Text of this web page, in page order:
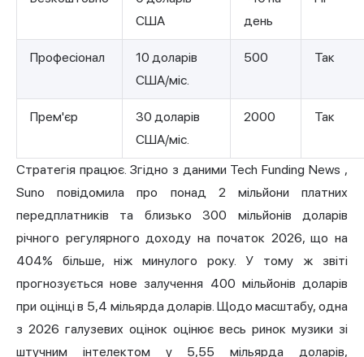
США
день
Професіонал
10 доларів
США/міс.
500 Так
Прем'єр
30 доларів
США/міс.
2000 Так
Стратегія працює. Згідно з даними Tech Funding News ,
Suno повідомила про понад 2 мільйони платних
передплатників та близько 300 мільйонів доларів
річного регулярного доходу на початок 2026, що на
404% більше, ніж минулого року. У тому ж звіті
прогнозується нове залучення 400 мільйонів доларів
при оцінці в 5,4 мільярда доларів. Щодо масштабу, одна
з 2026 галузевих оцінок оцінює весь ринок музики зі
штучним інтелектом у 5,55 мільярда доларів,